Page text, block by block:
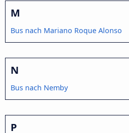
M
Bus nach Mariano Roque Alonso
N
Bus nach Nemby
P